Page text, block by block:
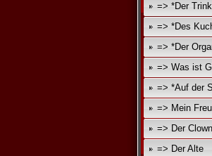
=> *Der
=> *Des
=> *Der
=> Was ist
=> *Auf der
=> Mein
=> Der Clown
=> Der Alte